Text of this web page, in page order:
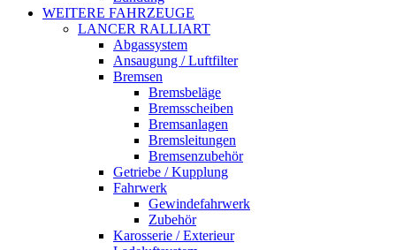
WEITERE FAHRZEUGE
LANCER RALLIART
Abgassystem
Ansaugung / Luftfilter
Bremsen
Bremsbeläge
Bremsscheiben
Bremsanlagen
Bremsleitungen
Bremsenzubehör
Getriebe / Kupplung
Fahrwerk
Gewindefahrwerk
Zubehör
Karosserie / Exterieur